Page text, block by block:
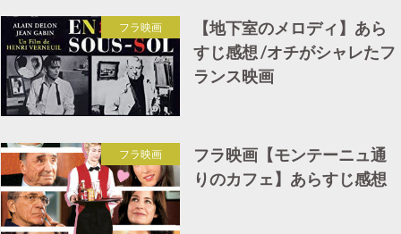
フラ映画
【地下室のメロディ】あら
すじ感想 /オチがシャレたフ
ランス映画
フラ映画
フラ映画【モンテーニュ通
りのカフェ】あらすじ感想